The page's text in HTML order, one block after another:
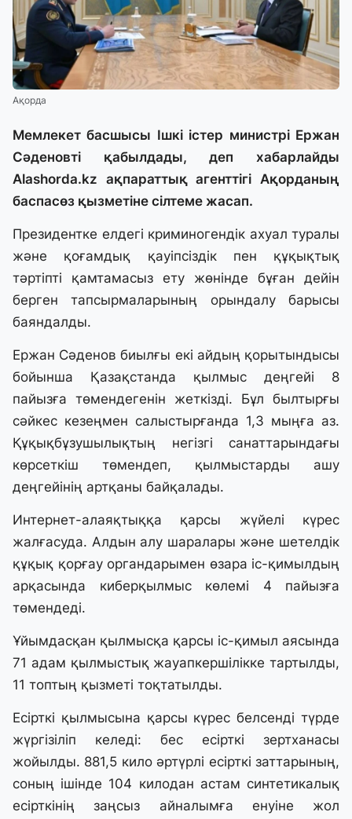
Ақорда
Мемлекет басшысы Ішкі істер министрі Ержан
Сәденовті қабылдады, деп хабарлайды
Alashorda.kz ақпараттық агенттігі Ақорданың
баспасөз қызметіне сілтеме жасап.
Президентке елдегі криминогендік ахуал туралы
және қоғамдық қауіпсіздік пен құқықтық
тәртіпті қамтамасыз ету жөнінде бұған дейін
берген тапсырмаларының орындалу барысы
баяндалды.
Ержан Сәденов биылғы екі айдың қорытындысы
бойынша Қазақстанда қылмыс деңгейі 8
пайызға төмендегенін жеткізді. Бұл былтырғы
сәйкес кезеңмен салыстырғанда 1,3 мыңға аз.
Құқықбұзушылықтың негізгі санаттарындағы
көрсеткіш төмендеп, қылмыстарды ашу
деңгейінің артқаны байқалады.
Интернет-алаяқтыққа қарсы жүйелі күрес
жалғасуда. Алдын алу шаралары және шетелдік
құқық қорғау органдарымен өзара іс-қимылдың
арқасында киберқылмыс көлемі 4 пайызға
төмендеді.
Ұйымдасқан қылмысқа қарсы іс-қимыл аясында
71 адам қылмыстық жауапкершілікке тартылды,
11 топтың қызметі тоқтатылды.
Есірткі қылмысына қарсы күрес белсенді түрде
жүргізіліп келеді: бес есірткі зертханасы
жойылды. 881,5 кило әртүрлі есірткі заттарының,
соның ішінде 104 килодан астам синтетикалық
есірткінің заңсыз айналымға енуіне жол